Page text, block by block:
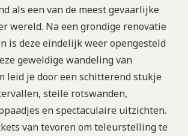
als een van de meest gevaarlijke
wereld. Na een grondige renovatie
is deze eindelijk weer opengesteld
geweldige wandeling van
leid je door een schitterend stukje
steile rotswanden,
en spectaculaire uitzichten.
van tevoren om teleurstelling te